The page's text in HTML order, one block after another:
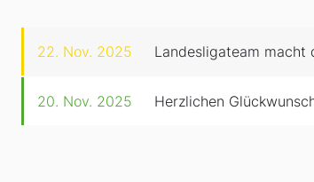
22. Nov. 2025 Landesligateam
20. Nov. 2025 Herzlichen